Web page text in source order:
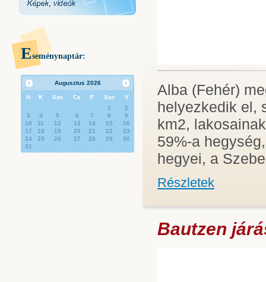
Eseménynaptár:
Augusztus 2026
H K Sze Cs P Szo
V
1
2
3
4 5 6 7 8
9
10
11 12 13 14 15
16
17
18 19 20 21 22
23
24
25 26 27 28 29
30
31
Alba (Fehér)
helyezkedik el,
km2,
59%-a
hegyei, a
Részletek
Bautzen